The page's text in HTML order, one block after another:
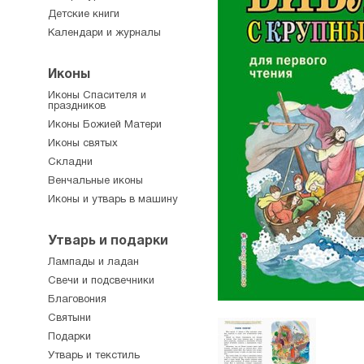
Детские книги
Календари и журналы
Иконы
Иконы Спасителя и
праздников
Иконы Божией Матери
Иконы святых
Складни
Венчальные иконы
Иконы и утварь в машину
Утварь и подарки
Лампады и ладан
Свечи и подсвечники
Благовония
Святыни
Подарки
Утварь и текстиль